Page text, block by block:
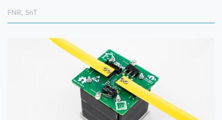
FNR, SnT